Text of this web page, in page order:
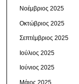
Νοέμβριος 2025
Οκτώβριος 2025
Σεπτέμβριος 2025
Ιούλιος 2025
Ιούνιος 2025
Μάιος 2025